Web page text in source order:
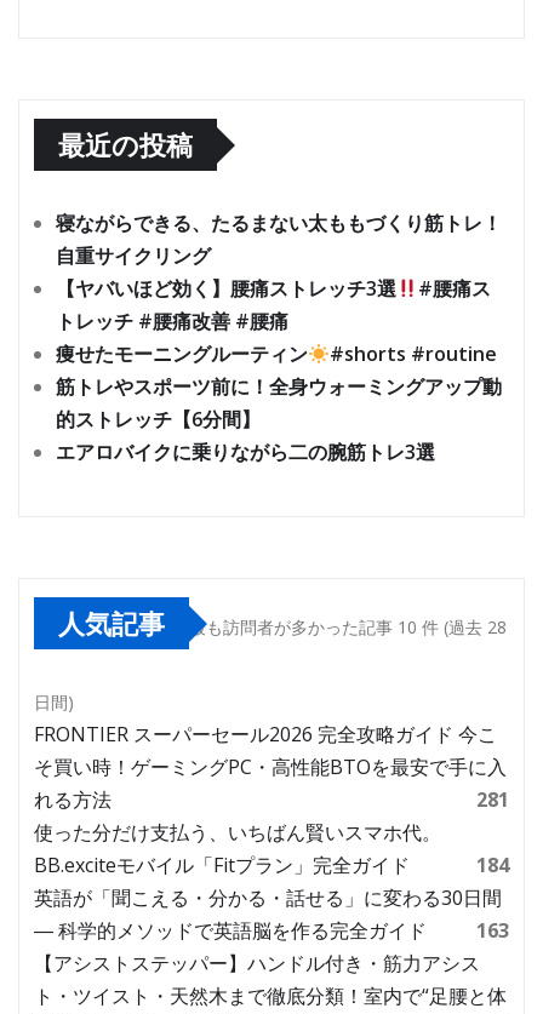
最近の投稿
寝ながらできる、たるまない太ももづくり筋トレ！
自重サイクリング
【ヤバいほど効く】腰痛ストレッチ3選
#腰痛ス
トレッチ #腰痛改善 #腰痛
痩せたモーニングルーティン
#shorts #routine
筋トレやスポーツ前に！全身ウォーミングアップ動
的ストレッチ【6分間】
エアロバイクに乗りながら二の腕筋トレ3選
人気記事 最も訪問者が多かった記事 10 件 (過去 28
日間)
FRONTIER スーパーセール2026 完全攻略ガイド 今こ
そ買い時！ゲーミングPC・高性能BTOを最安で手に入
れる方法
281
使った分だけ支払う、いちばん賢いスマホ代。
BB.exciteモバイル「Fitプラン」完全ガイド
184
英語が「聞こえる・分かる・話せる」に変わる30日間
― 科学的メソッドで英語脳を作る完全ガイド
163
【アシストステッパー】ハンドル付き・筋力アシス
ト・ツイスト・天然木まで徹底分類！室内で“足腰と体